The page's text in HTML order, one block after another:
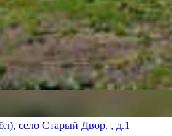
село Старый Двор, , д.1